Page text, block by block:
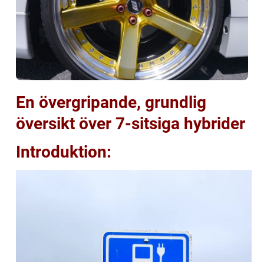
En övergripande, grundlig
översikt över 7-sitsiga hybrider
Introduktion: